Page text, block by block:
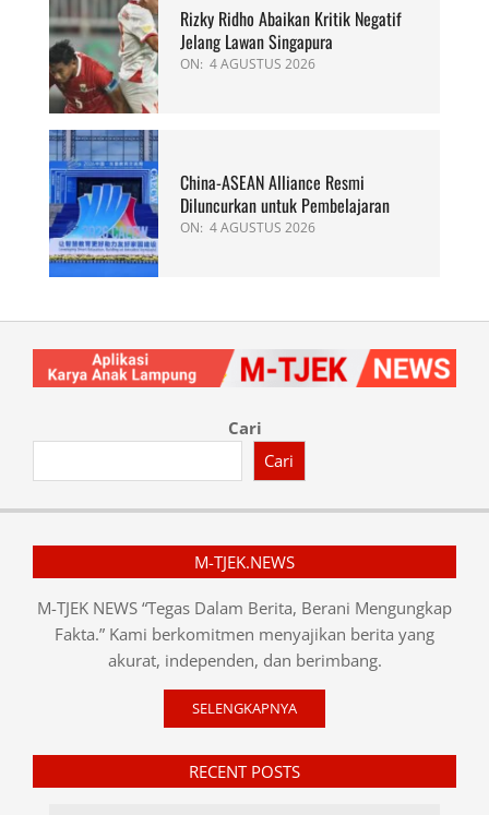
Rizky Ridho Abaikan Kritik Negatif
Jelang Lawan Singapura
ON: 4 AGUSTUS 2026
China-ASEAN Alliance Resmi
Diluncurkan untuk Pembelajaran
ON: 4 AGUSTUS 2026
Cari
Cari
M-TJEK.NEWS
M-TJEK NEWS “Tegas Dalam Berita, Berani Mengungkap
Fakta.” Kami berkomitmen menyajikan berita yang
akurat, independen, dan berimbang.
SELENGKAPNYA
RECENT POSTS